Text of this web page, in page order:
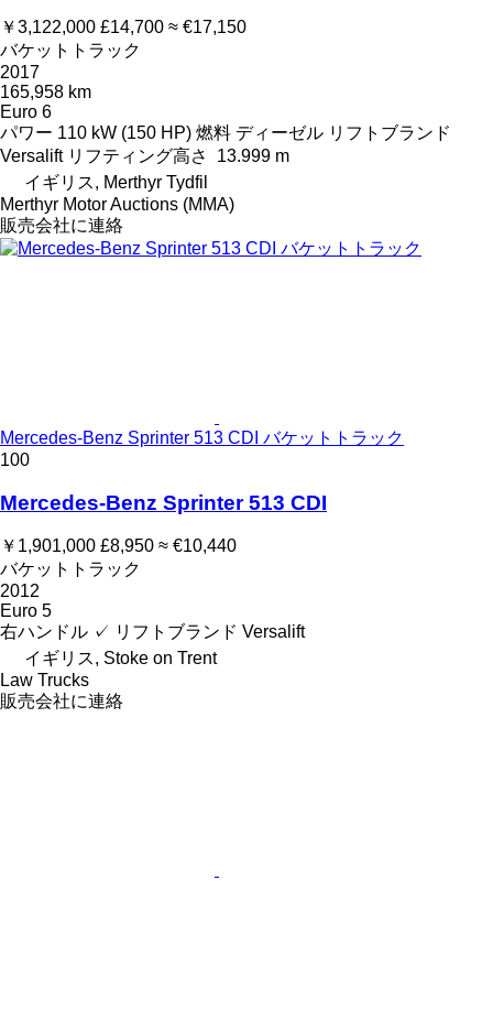
￥3,122,000 £14,700 ≈ €17,150
バケットトラック
2017
165,958 km
Euro 6
パワー 110 kW (150 HP) 燃料 ディーゼル リフトブランド
Versalift リフティング高さ
13.999 m
イギリス, Merthyr Tydfil
Merthyr Motor Auctions (MMA)
販売会社に連絡
Mercedes-Benz Sprinter 513 CDI バケットトラック
100
Mercedes-Benz Sprinter 513 CDI
￥1,901,000 £8,950 ≈ €10,440
バケットトラック
2012
Euro 5
右ハンドル ✓ リフトブランド Versalift
イギリス, Stoke on Trent
Law Trucks
販売会社に連絡